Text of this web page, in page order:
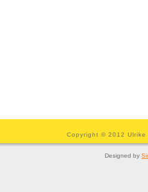
Copyright © 2012
Designed by